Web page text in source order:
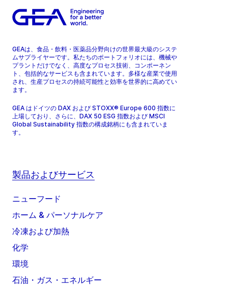
GEAは、食品・飲料・医薬品分野向けの世界最大級のシステ
ムサプライヤーです。私たちのポートフォリオには、機械や
プラントだけでなく、高度なプロセス技術、コンポーネン
ト、包括的なサービスも含まれています。多様な産業で使用
され、生産プロセスの持続可能性と効率を世界的に高めてい
ます。
GEA はドイツの DAX および STOXX® Europe 600 指数に
上場しており、さらに、DAX 50 ESG 指数および MSCI
Global Sustainability 指数の構成銘柄にも含まれていま
す。
製品およびサービス
ニューフード
ホーム & パーソナルケア
冷凍および加熱
化学
環境
石油・ガス・エネルギー